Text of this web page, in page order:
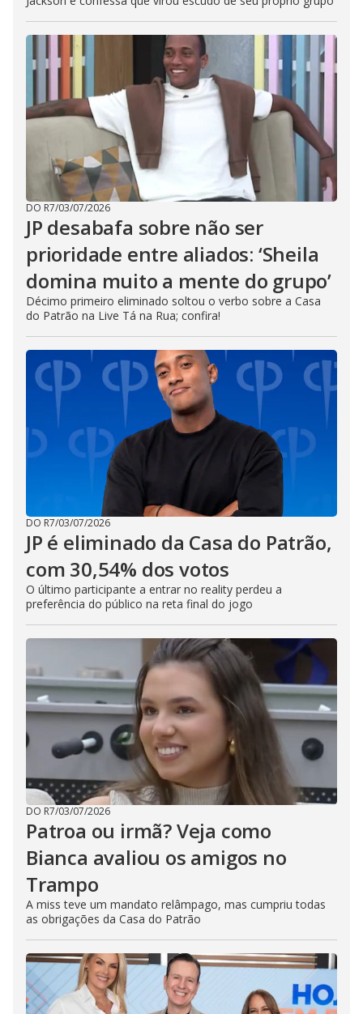
DO R7/03/07/2026
JP desabafa sobre não ser
prioridade entre aliados: ‘Sheila
domina muito a mente do grupo’
Décimo primeiro eliminado soltou o verbo sobre a Casa
do Patrão na Live Tá na Rua; confira!
DO R7/03/07/2026
JP é eliminado da Casa do Patrão,
com 30,54% dos votos
O último participante a entrar no reality perdeu a
preferência do público na reta final do jogo
DO R7/03/07/2026
Patroa ou irmã? Veja como
Bianca avaliou os amigos no
Trampo
A miss teve um mandato relâmpago, mas cumpriu todas
as obrigações da Casa do Patrão